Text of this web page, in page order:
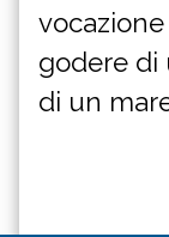
godere di
di un